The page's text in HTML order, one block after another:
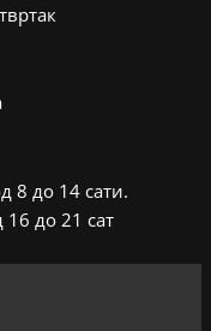
8 до 14 сати.
16 до 21 сат